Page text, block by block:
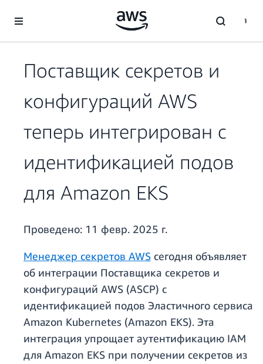
Перейти к главному контенту
Поставщик секретов и
конфигураций AWS
теперь интегрирован с
идентификацией подов
для Amazon EKS
Проведено: 11 февр. 2025 г.
Менеджер секретов AWS сегодня объявляет
об интеграции Поставщика секретов и
конфигураций AWS (ASCP) с
идентификацией подов Эластичного сервиса
Amazon Kubernetes (Amazon EKS). Эта
интеграция упрощает аутентификацию IAM
для Amazon EKS при получении секретов из